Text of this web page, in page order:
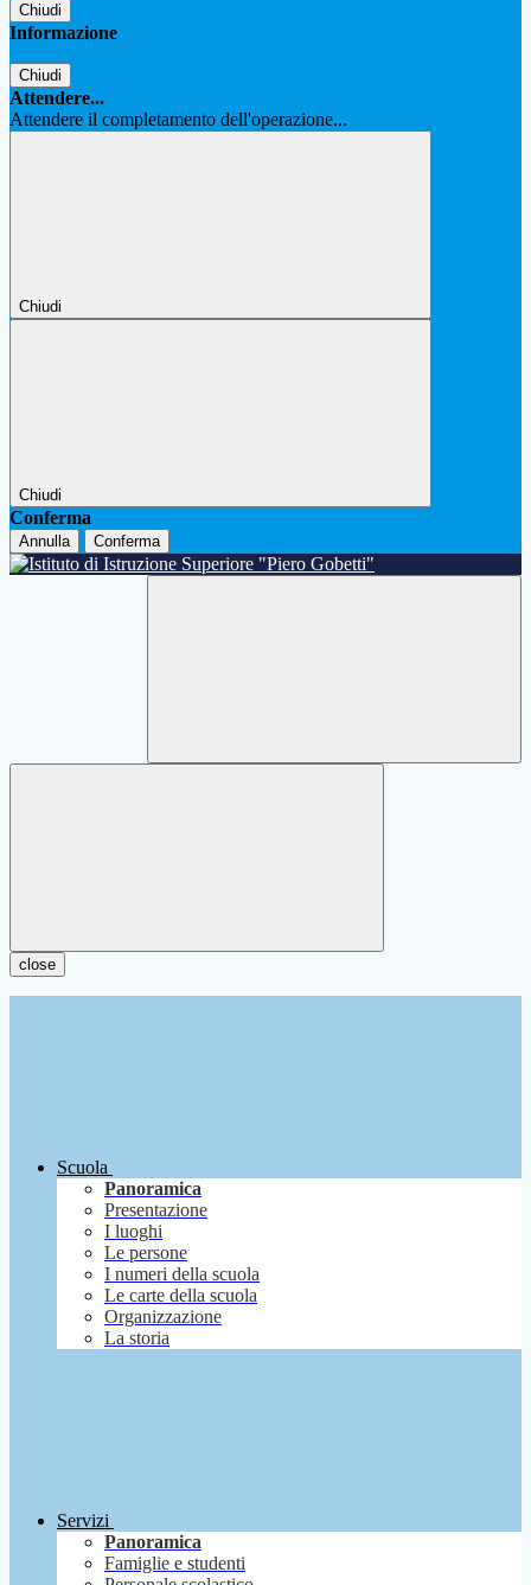
Chiudi
Informazione
Chiudi
Attendere...
Attendere il completamento dell'operazione...
Chiudi
Chiudi
Conferma
Annulla Conferma
close
Scuola
Panoramica
Presentazione
I luoghi
Le persone
I numeri della scuola
Le carte della scuola
Organizzazione
La storia
Servizi
Panoramica
Famiglie e studenti